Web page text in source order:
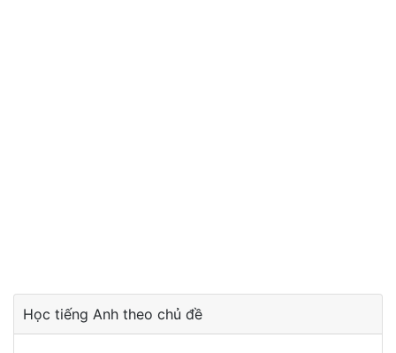
Học tiếng Anh theo chủ đề